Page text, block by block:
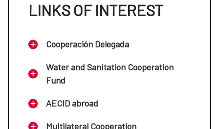
LINKS OF INTEREST
Cooperación Delegada
Water and Sanitation Cooperation
Fund
AECID abroad
Multilateral Cooperation